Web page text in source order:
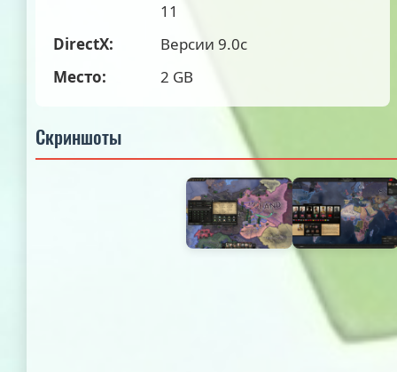
11
DirectX:
Версии 9.0c
Место:
2 GB
Скриншоты